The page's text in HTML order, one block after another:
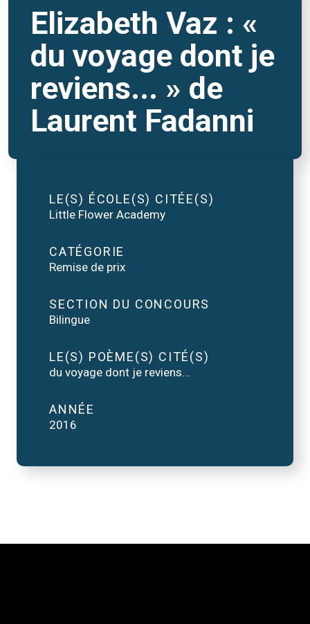
Elizabeth Vaz : «
du voyage dont je
reviens... » de
Laurent Fadanni
LE(S) ÉCOLE(S) CITÉE(S)
Little Flower Academy
CATÉGORIE
Remise de prix
SECTION DU CONCOURS
Bilingue
LE(S) POÈME(S) CITÉ(S)
du voyage dont je reviens...
ANNÉE
2016